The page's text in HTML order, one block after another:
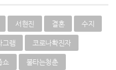
서현진 결혼 수지
그램 코로나확진자
쇼 불타는청춘